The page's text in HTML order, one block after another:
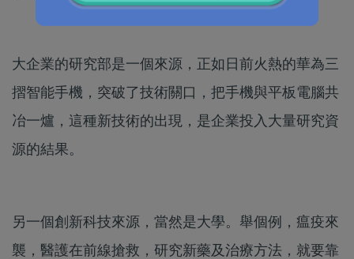
大企業的研究部是一個來源，正如日前火熱的華為三
摺智能手機，突破了技術關口，把手機與平板電腦共
冶一爐，這種新技術的出現，是企業投入大量研究資
源的結果。
另一個創新科技來源，當然是大學。舉個例，瘟疫來
襲，醫護在前線搶救，研究新藥及治療方法，就要靠